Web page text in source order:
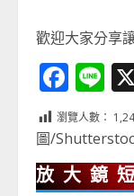
歡迎大家分享
瀏覽人數：
圖/
放大鏡